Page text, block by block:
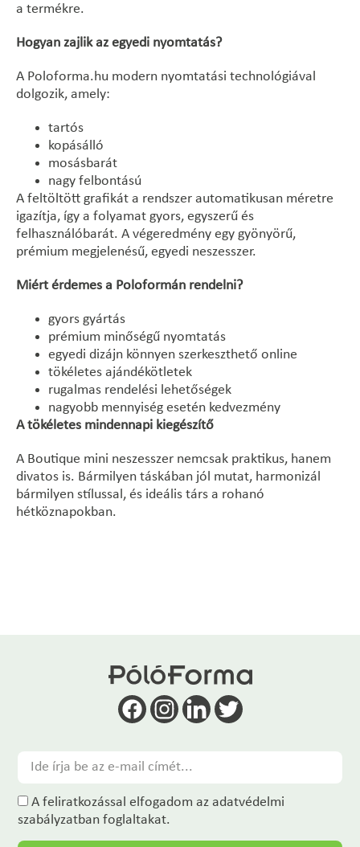
a termékre.
Hogyan zajlik az egyedi nyomtatás?
A Poloforma.hu modern nyomtatási technológiával
dolgozik, amely:
tartós
kopásálló
mosásbarát
nagy felbontású
A feltöltött grafikát a rendszer automatikusan méretre
igazítja, így a folyamat gyors, egyszerű és
felhasználóbarát. A végeredmény egy gyönyörű,
prémium megjelenésű, egyedi neszesszer.
Miért érdemes a Poloformán rendelni?
gyors gyártás
prémium minőségű nyomtatás
egyedi dizájn könnyen szerkeszthető online
tökéletes ajándékötletek
rugalmas rendelési lehetőségek
nagyobb mennyiség esetén kedvezmény
A tökéletes mindennapi kiegészítő
A Boutique mini neszesszer nemcsak praktikus, hanem
divatos is. Bármilyen táskában jól mutat, harmonizál
bármilyen stílussal, és ideális társ a rohanó
hétköznapokban.
A feliratkozással elfogadom az adatvédelmi
szabályzatban foglaltakat.